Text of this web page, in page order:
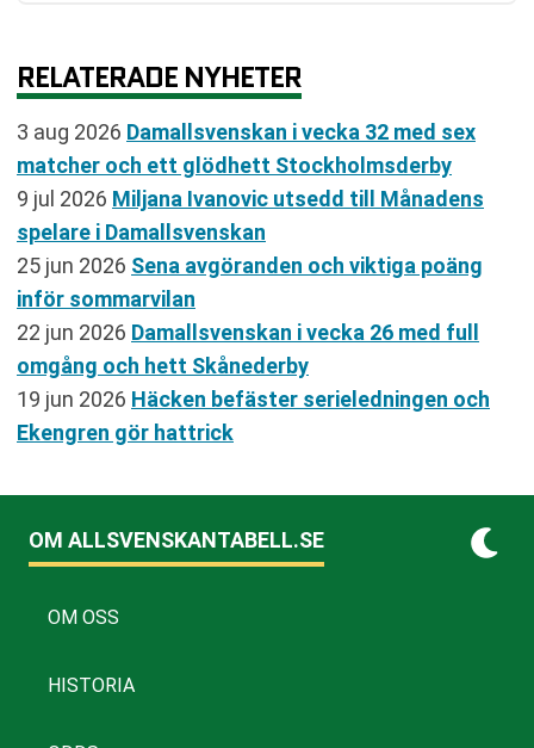
RELATERADE NYHETER
3 aug 2026 Damallsvenskan i vecka 32 med sex
matcher och ett glödhett Stockholmsderby
9 jul 2026 Miljana Ivanovic utsedd till Månadens
spelare i Damallsvenskan
25 jun 2026 Sena avgöranden och viktiga poäng
inför sommarvilan
22 jun 2026 Damallsvenskan i vecka 26 med full
omgång och hett Skånederby
19 jun 2026 Häcken befäster serieledningen och
Ekengren gör hattrick
OM ALLSVENSKANTABELL.SE
OM OSS
HISTORIA